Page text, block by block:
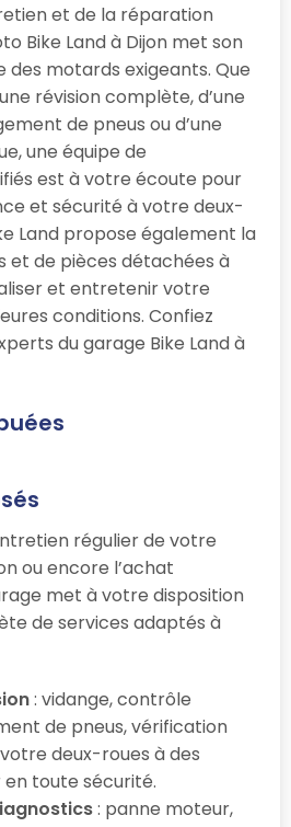
et de la réparation
Bike Land à Dijon met son
des motards exigeants. Que
révision complète, d’une
de pneus ou d’une
une équipe de
est à votre écoute pour
et sécurité à votre deux-
Land propose également la
et de pièces détachées à
et entretenir votre
conditions. Confiez
du garage Bike Land à
régulier de votre
ou encore l’achat
met à votre disposition
de services adaptés à
: vidange, contrôle
de pneus, vérification
deux-roues à des
toute sécurité.
: panne moteur,